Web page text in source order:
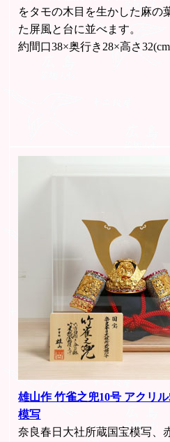
をタモの木目を生かした麻の
た屏風と台に並べます。
約間口38×奥行き28×高さ
雄山作 竹雀之兜10号 アクリ
模写
奈良春日大社所蔵国宝模写、